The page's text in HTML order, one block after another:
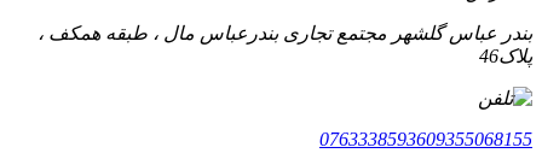
بندر عباس گلشهر مجتمع تجاری بندرعباس مال ، طبقه همکف ،
پلاک46
0763338593609355068155